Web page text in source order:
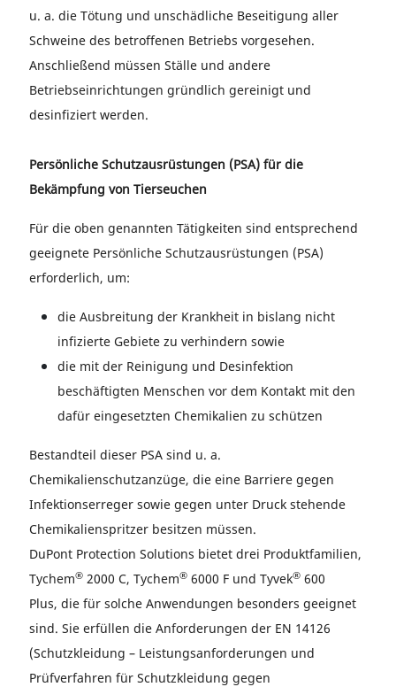
u. a. die Tötung und unschädliche Beseitigung aller
Schweine des betroffenen Betriebs vorgesehen.
Anschließend müssen Ställe und andere
Betriebseinrichtungen gründlich gereinigt und
desinfiziert werden.
Persönliche Schutzausrüstungen (PSA) für die
Bekämpfung von Tierseuchen
Für die oben genannten Tätigkeiten sind entsprechend
geeignete Persönliche Schutzausrüstungen (PSA)
erforderlich, um:
die Ausbreitung der Krankheit in bislang nicht
infizierte Gebiete zu verhindern sowie
die mit der Reinigung und Desinfektion
beschäftigten Menschen vor dem Kontakt mit den
dafür eingesetzten Chemikalien zu schützen
Bestandteil dieser PSA sind u. a.
Chemikalienschutzanzüge, die eine Barriere gegen
Infektionserreger sowie gegen unter Druck stehende
Chemikalienspritzer besitzen müssen.
DuPont Protection Solutions bietet drei Produktfamilien,
Tychem® 2000 C, Tychem® 6000 F und Tyvek® 600
Plus, die für solche Anwendungen besonders geeignet
sind. Sie erfüllen die Anforderungen der EN 14126
(Schutzkleidung – Leistungsanforderungen und
Prüfverfahren für Schutzkleidung gegen